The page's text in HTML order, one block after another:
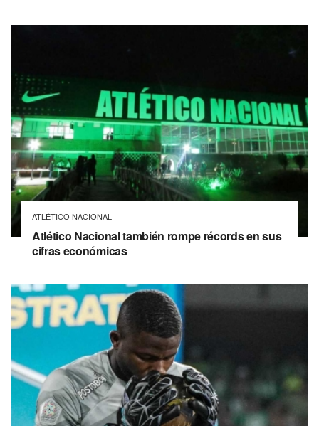
ATLÉTICO NACIONAL
Atlético Nacional también rompe récords en sus
cifras económicas